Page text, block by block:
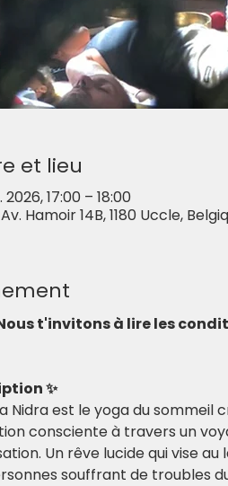
et lieu
2026, 17:00 – 18:00
Hamoir 14B, 1180 Uccle,
Nous t'invitons à lire les
✨
Nidra est le yoga du sommeil
consciente à travers un
Un rêve lucide qui vise
souffrant de troubles